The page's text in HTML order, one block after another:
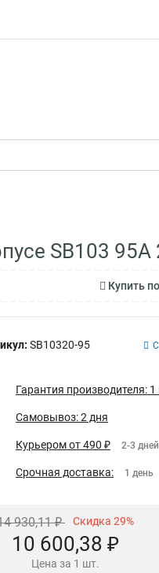
SB103
Купить
SB10320-95
Гарантия производителя: 1
Самовывоз: 2 дня
Курьером от 490 ₽ 2-3 дней
Срочная доставка: 1 день
930,11 ₽ Скидка 29%
10 600,38 ₽
Цена за 1 шт.